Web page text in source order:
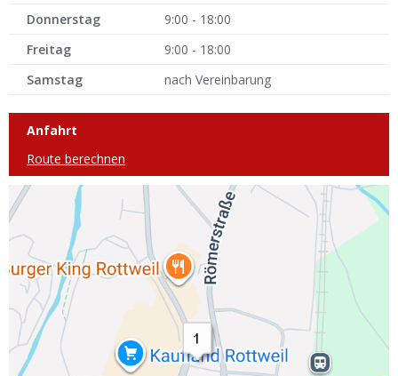
Donnerstag
9:00 - 18:00
Freitag
9:00 - 18:00
Samstag
nach Vereinbarung
Anfahrt
Route berechnen